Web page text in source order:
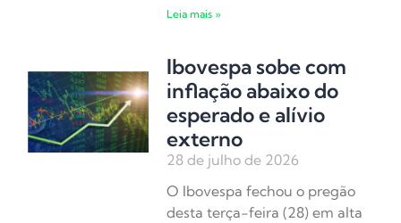
Leia mais »
Ibovespa sobe com
inflação abaixo do
esperado e alívio
externo
28 de julho de 2026
O Ibovespa fechou o pregão
desta terça-feira (28) em alta